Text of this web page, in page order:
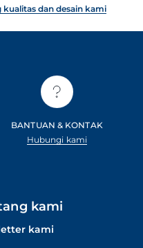
dan desain kami
BANTUAN & KONTAK
Hubungi kami
kami
kami